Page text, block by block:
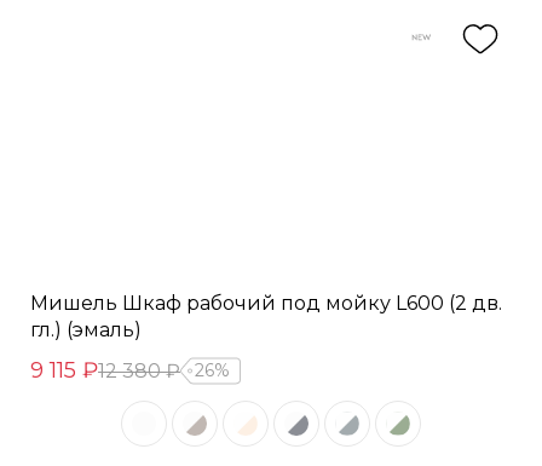
Мишель Шкаф рабочий под мойку L600 (2 дв.
гл.) (эмаль)
9 115 ₽12 380 ₽ 26%